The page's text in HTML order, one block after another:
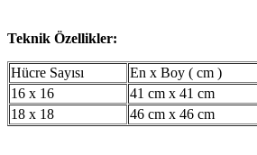
Teknik Özellikler:
Hücre Sayısı
En x Boy ( cm )
16 x 16
41 cm x 41 cm
18 x 18
46 cm x 46 cm